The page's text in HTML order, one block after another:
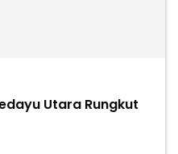
Utara Rungkut